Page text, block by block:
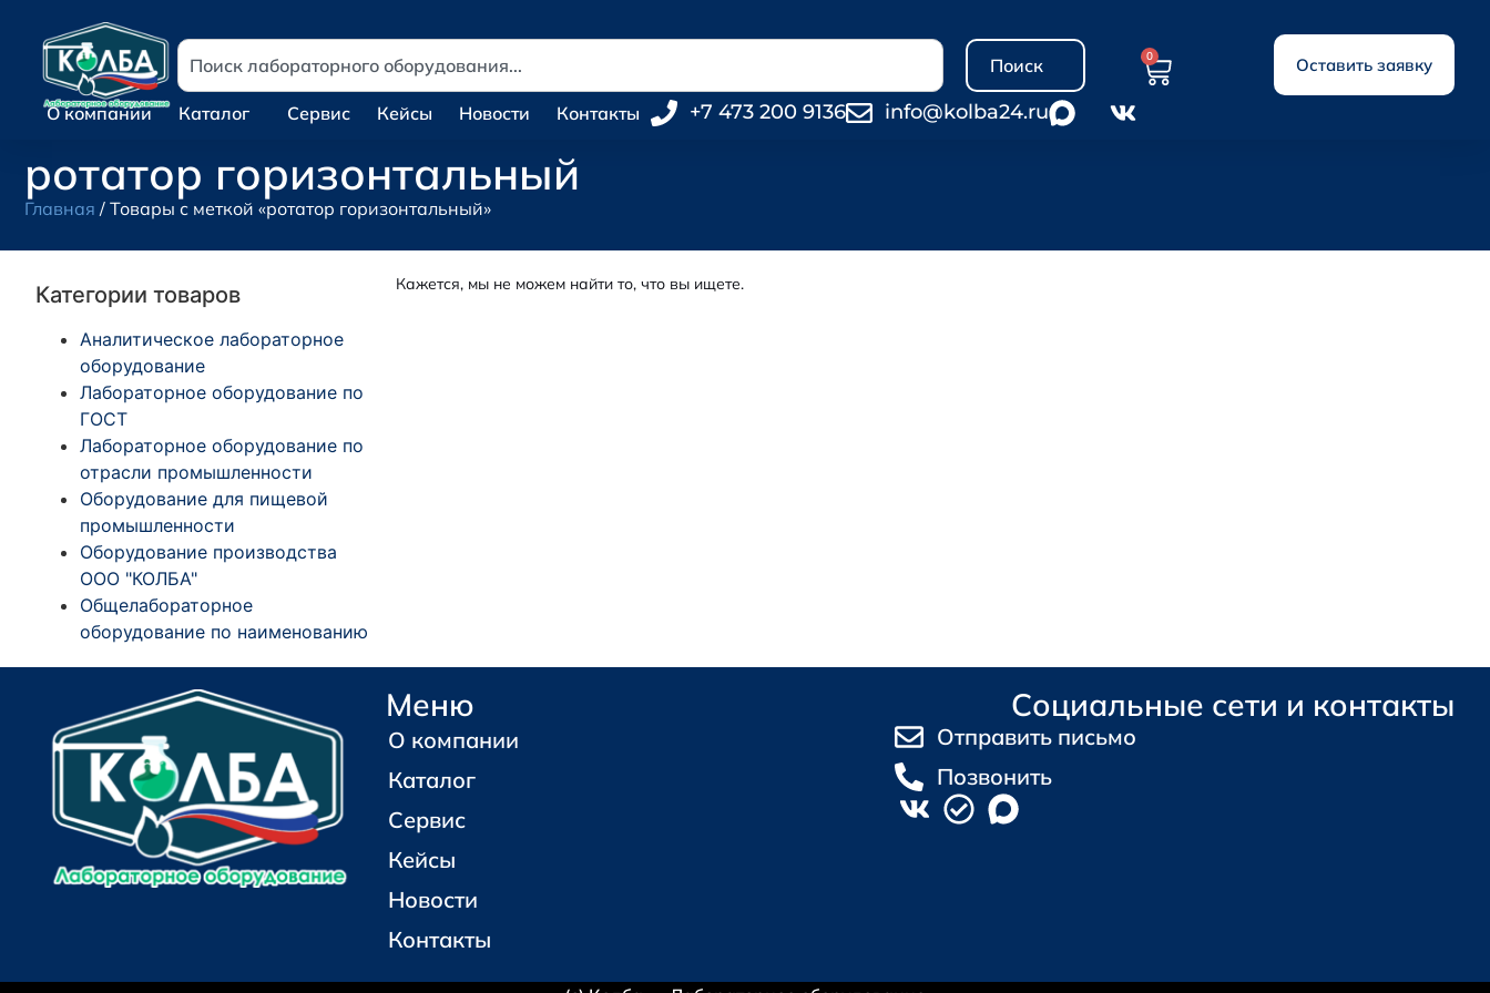
Поиск 0 Оставить заявку
О компании Каталог Сервис Кейсы Новости Контакты +7 473 200 9136 info@kolba24.ru
ротатор горизонтальный
Главная / Товары с меткой «ротатор горизонтальный»
Категории товаров
Аналитическое лабораторное
оборудование
Лабораторное оборудование по
ГОСТ
Лабораторное оборудование по
отрасли промышленности
Оборудование для пищевой
промышленности
Оборудование производства
ООО "КОЛБА"
Общелабораторное
оборудование по наименованию
Кажется, мы не можем найти то, что вы ищете.
Меню
О компании
Каталог
Сервис
Кейсы
Новости
Контакты
Социальные сети и контакты
Отправить письмо
Позвонить